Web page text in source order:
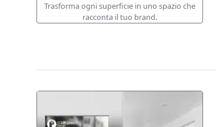
Trasforma ogni superficie in uno spazio che
racconta il tuo brand.